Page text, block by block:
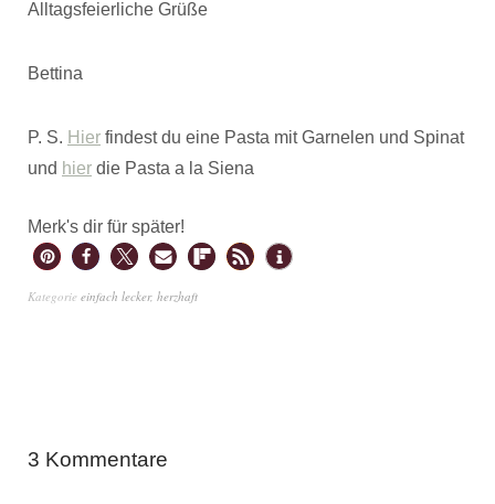
Alltagsfeierliche Grüße
Bettina
P. S. Hier findest du eine Pasta mit Garnelen und Spinat
und hier die Pasta a la Siena
Merk's dir für später!
Kategorie einfach lecker, herzhaft
3 Kommentare